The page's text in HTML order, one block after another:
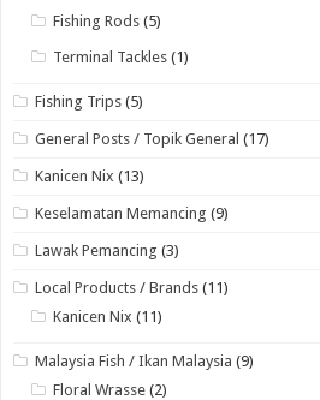
Fishing Rods (5)
Terminal Tackles (1)
Fishing Trips (5)
General Posts / Topik General (17)
Kanicen Nix (13)
Keselamatan Memancing (9)
Lawak Pemancing (3)
Local Products / Brands (11)
Kanicen Nix (11)
Malaysia Fish / Ikan Malaysia (9)
Floral Wrasse (2)